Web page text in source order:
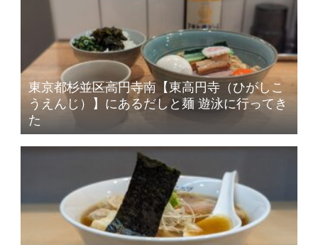
東京都杉並区高円寺南【東高円寺（ひがしこ
うえんじ）】にあるだしと麺 遊泳に行ってき
た